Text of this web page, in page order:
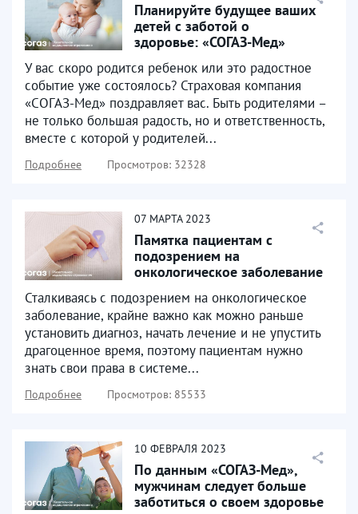
Планируйте будущее ваших
детей с заботой о
здоровье: «СОГАЗ-Мед»
приглашает оформить полис...
У вас скоро родится ребенок или это радостное
событие уже состоялось? Страховая компания
«СОГАЗ-Мед» поздравляет вас. Быть родителями –
не только большая радость, но и ответственность,
вместе с которой у родителей...
Подробнее Просмотров: 32328
07 МАРТА 2023
Памятка пациентам с
подозрением на
онкологическое заболевание
Сталкиваясь с подозрением на онкологическое
заболевание, крайне важно как можно раньше
установить диагноз, начать лечение и не упустить
драгоценное время, поэтому пациентам нужно
знать свои права в системе...
Подробнее Просмотров: 85533
10 ФЕВРАЛЯ 2023
По данным «СОГАЗ-Мед»,
мужчинам следует больше
заботиться о своем здоровье